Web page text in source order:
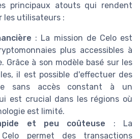
principaux atouts qui rendent
les utilisateurs :
: La mission de Celo est
plus accessibles à
Grâce à son modèle basé sur les
il est possible d'effectuer des
sans accès constant à un
est crucial dans les régions où
est limité.
et peu coûteuse : La
permet des transactions